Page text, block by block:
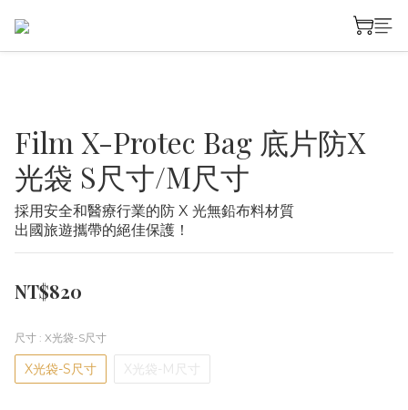
Film X-Protec Bag 底片防X
光袋 S尺寸/M尺寸
採用安全和醫療行業的防 X 光無鉛布料材質
出國旅遊攜帶的絕佳保護！
NT$820
尺寸 : X光袋-S尺寸
X光袋-S尺寸 X光袋-M尺寸